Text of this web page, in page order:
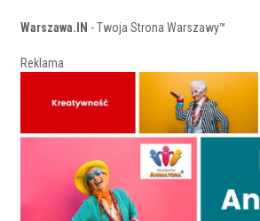
Warszawa.IN - Twoja Strona Warszawy™
Reklama